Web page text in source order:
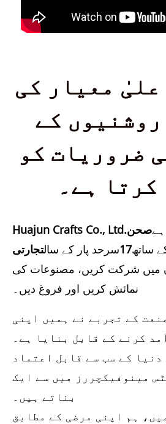
معیار کی
کے
ضروریات کو
کرتا ہے۔
Huajun Crafts Co., Ltd.صحن
ساتھ17سرحد پار کے سالتجارتی
میں شرکت کریں، مصنوعات کی
نمائش کریں اور فروغ دیں۔
کے تجربے نے ہمیں اپنی
کرنے کے قابل بنایا ہے۔
دنیا کے سب سے قابل اعتماد
مینوفیکچررز میں سے ایک
بناتے ہیں۔
ہم اپنی مرضی کے مطابق